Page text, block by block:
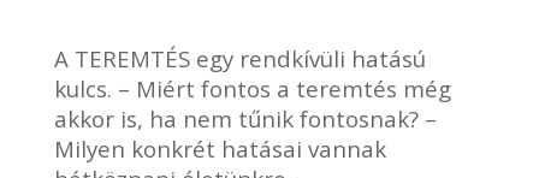
A TEREMTÉS egy rendkívüli hatású
kulcs. – Miért fontos a teremtés még
akkor is, ha nem tűnik fontosnak? –
Milyen konkrét hatásai vannak